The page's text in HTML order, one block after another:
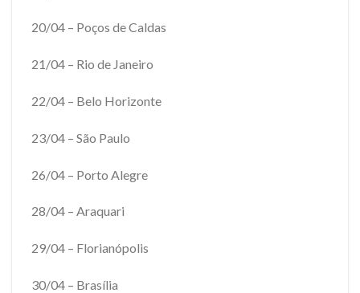
20/04 – Poços de Caldas
21/04 – Rio de Janeiro
22/04 – Belo Horizonte
23/04 – São Paulo
26/04 – Porto Alegre
28/04 – Araquari
29/04 – Florianópolis
30/04 – Brasília